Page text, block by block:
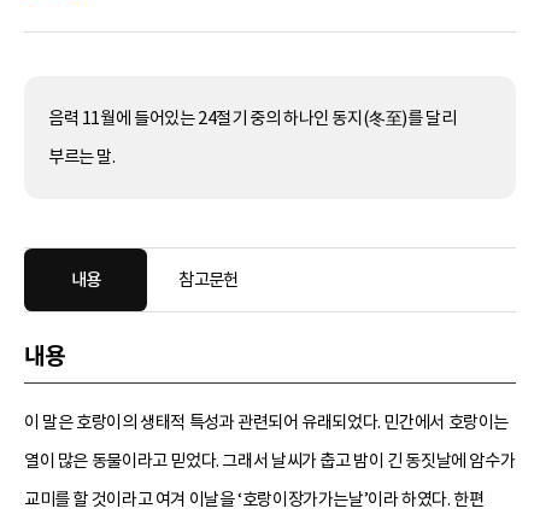
음력 11월에 들어있는 24절기 중의 하나인 동지(冬至)를 달리
부르는 말.
내용 참고문헌
내용
이 말은 호랑이의 생태적 특성과 관련되어 유래되었다. 민간에서 호랑이는
열이 많은 동물이라고 믿었다. 그래서 날씨가 춥고 밤이 긴 동짓날에 암수가
교미를 할 것이라고 여겨 이날을 ‘호랑이장가가는날’이라 하였다. 한편